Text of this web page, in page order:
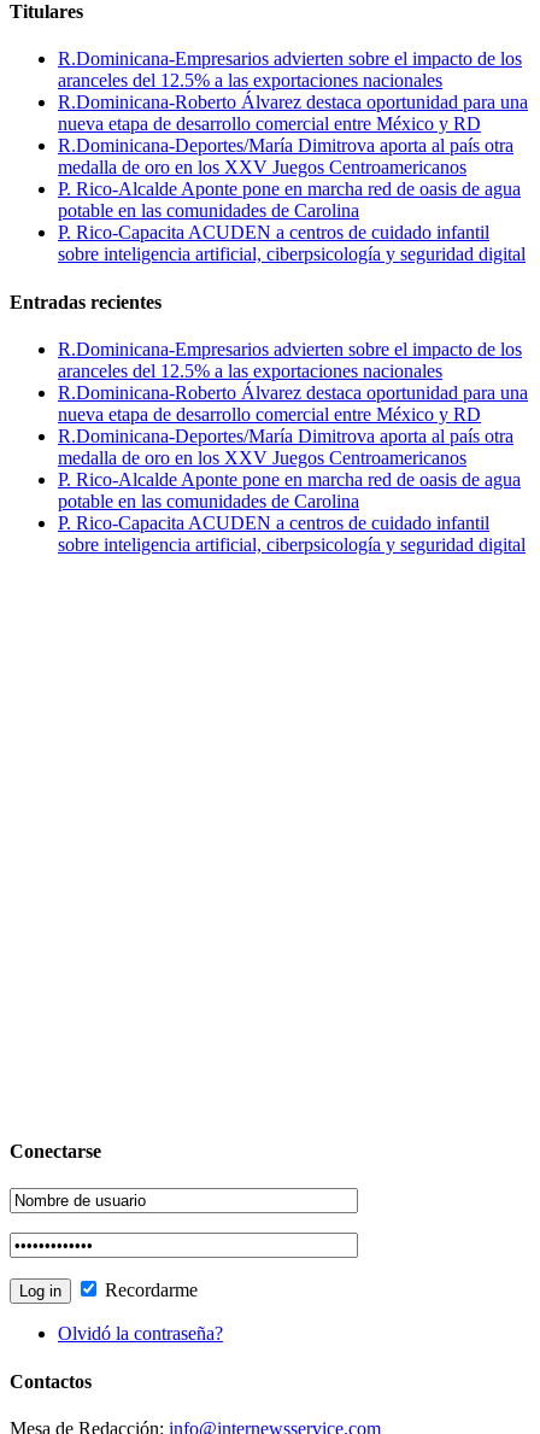
Titulares
R.Dominicana-Empresarios advierten sobre el impacto de los
aranceles del 12.5% a las exportaciones nacionales
R.Dominicana-Roberto Álvarez destaca oportunidad para una
nueva etapa de desarrollo comercial entre México y RD
R.Dominicana-Deportes/María Dimitrova aporta al país otra
medalla de oro en los XXV Juegos Centroamericanos
P. Rico-Alcalde Aponte pone en marcha red de oasis de agua
potable en las comunidades de Carolina
P. Rico-Capacita ACUDEN a centros de cuidado infantil
sobre inteligencia artificial, ciberpsicología y seguridad digital
Entradas recientes
R.Dominicana-Empresarios advierten sobre el impacto de los
aranceles del 12.5% a las exportaciones nacionales
R.Dominicana-Roberto Álvarez destaca oportunidad para una
nueva etapa de desarrollo comercial entre México y RD
R.Dominicana-Deportes/María Dimitrova aporta al país otra
medalla de oro en los XXV Juegos Centroamericanos
P. Rico-Alcalde Aponte pone en marcha red de oasis de agua
potable en las comunidades de Carolina
P. Rico-Capacita ACUDEN a centros de cuidado infantil
sobre inteligencia artificial, ciberpsicología y seguridad digital
Conectarse
Recordarme
Olvidó la contraseña?
Contactos
Mesa de Redacción: info@internewsservice.com